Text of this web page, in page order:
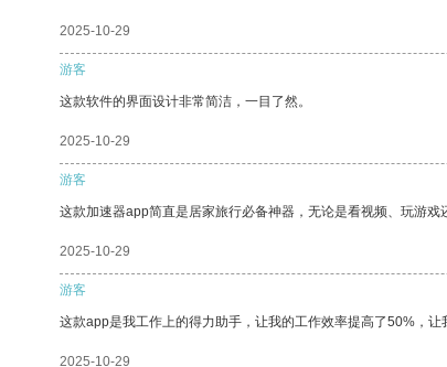
2025-10-29
游客
这款软件的界面设计非常简洁，一目了然。
2025-10-29
游客
这款加速器app简直是居家旅行必备神器，无论是看视频、玩游
2025-10-29
游客
这款app是我工作上的得力助手，让我的工作效率提高了50%，让
2025-10-29